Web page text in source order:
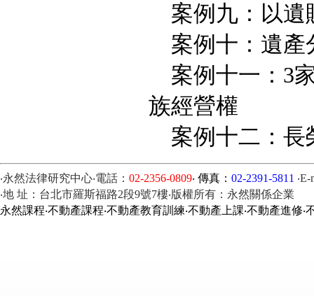
案例九：以遺
案例十：遺產
案例十一：3
族經營權
案例十二：長
‧永然法律研究中心‧電話： 02-2356-0809‧ 傳真： 02-2391-5811
‧地 址：台北市羅斯福路2段9號7樓‧版權所有：永然關係企業
永然課程‧不動產課程‧不動產教育訓練‧不動產上課‧不動產進修‧